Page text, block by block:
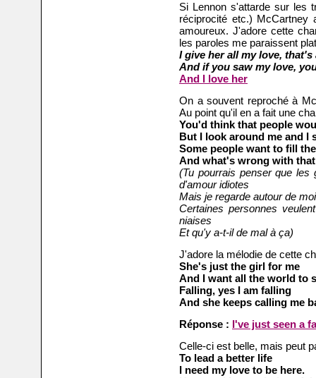
Si Lennon s'attarde sur les
réciprocité etc.) McCartney
amoureux. J'adore cette
les paroles me paraissent
I give her all my love, that's
And if you saw my love, y
And I love her
On a souvent reproché à
Au point qu'il en a fait une
You'd think that people
But I look around me and I
Some people want to fill
And what's wrong with
(Tu pourrais penser que
d'amour idiotes
Mais je regarde autour de
Certaines personnes
niaises
Et qu'y a-t-il de mal à ça)
J'adore la mélodie de cette
She's just the girl for me
And I want all the world to
Falling, yes I am falling
And she keeps calling me
Réponse : I've just seen a
Celle-ci est belle, mais peut
To lead a better life
I need my love to be here.